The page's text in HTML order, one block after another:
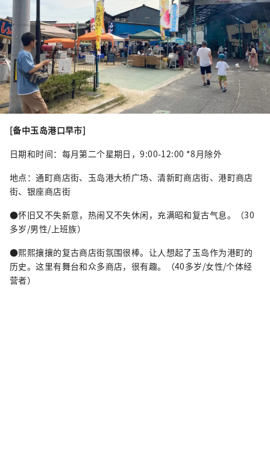
[备中玉岛港口早市]
日期和时间：每月第二个星期日，9:00-12:00 *8月除外
地点：通町商店街、玉岛港大桥广场、清新町商店街、港町商店
街、银座商店街
●怀旧又不失新意，热闹又不失休闲，充满昭和复古气息。（30
多岁/男性/上班族）
●熙熙攘攘的复古商店街氛围很棒。让人想起了玉岛作为港町的
历史。这里有舞台和众多商店，很有趣。（40多岁/女性/个体经
营者）